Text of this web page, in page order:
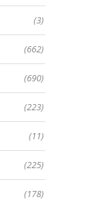
(3)
(662)
(690)
(223)
(11)
(225)
(178)